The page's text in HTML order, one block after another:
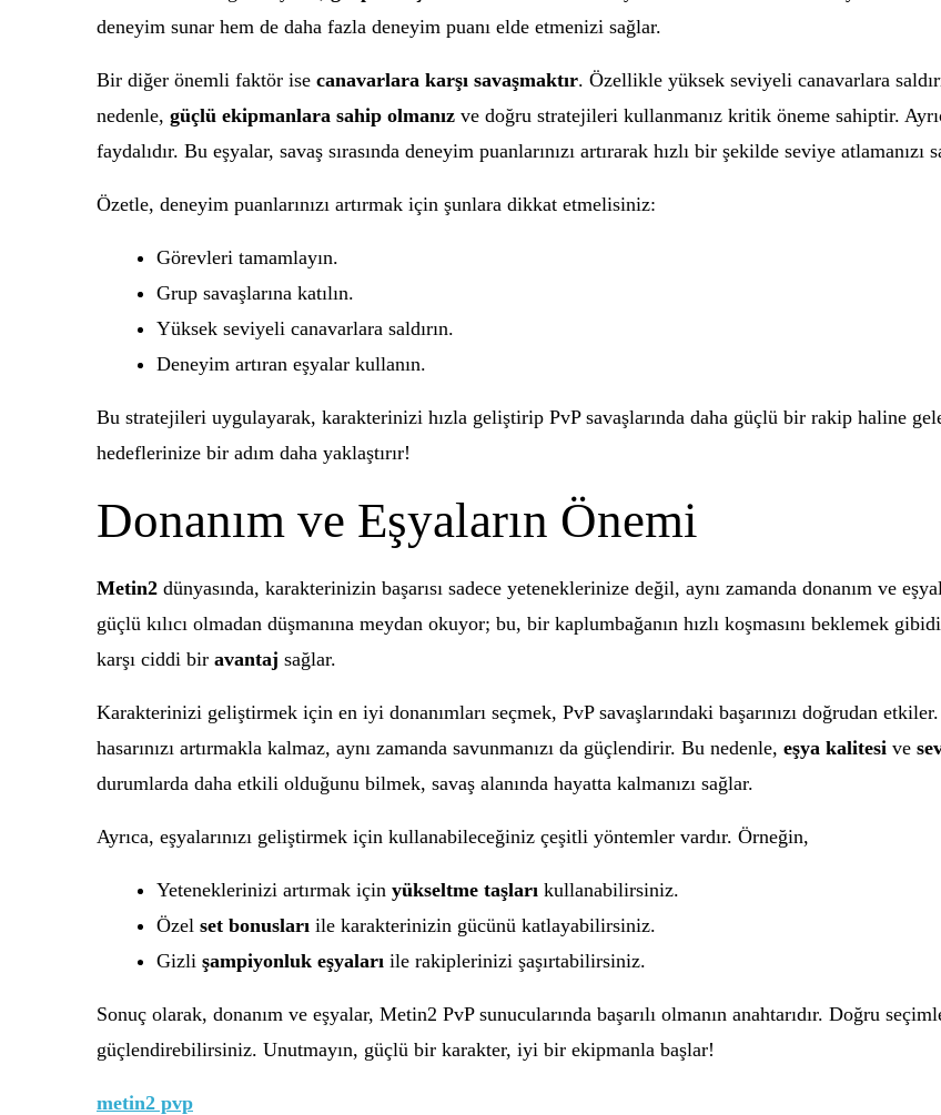
deneyim sunar hem de daha fazla deneyim puanı elde etmenizi sağlar.
Bir diğer önemli faktör ise canavarlara karşı savaşmaktır. Özellikle yüksek seviyeli canavarlara
nedenle, güçlü ekipmanlara sahip olmanız ve doğru stratejileri kullanmanız kritik öneme sahiptir.
faydalıdır. Bu eşyalar, savaş sırasında deneyim puanlarınızı artırarak hızlı bir şekilde seviye atlamanızı
Özetle, deneyim puanlarınızı artırmak için şunlara dikkat etmelisiniz:
Görevleri tamamlayın.
Grup savaşlarına katılın.
Yüksek seviyeli canavarlara saldırın.
Deneyim artıran eşyalar kullanın.
Bu stratejileri uygulayarak, karakterinizi hızla geliştirip PvP savaşlarında daha güçlü bir rakip haline
hedeflerinize bir adım daha yaklaştırır!
Donanım ve Eşyaların Önemi
Metin2 dünyasında, karakterinizin başarısı sadece yeteneklerinize değil, aynı zamanda donanım ve
güçlü kılıcı olmadan düşmanına meydan okuyor; bu, bir kaplumbağanın hızlı koşmasını beklemek
karşı ciddi bir avantaj sağlar.
Karakterinizi geliştirmek için en iyi donanımları seçmek, PvP savaşlarındaki başarınızı doğrudan
hasarınızı artırmakla kalmaz, aynı zamanda savunmanızı da güçlendirir. Bu nedenle, eşya kalitesi ve
durumlarda daha etkili olduğunu bilmek, savaş alanında hayatta kalmanızı sağlar.
Ayrıca, eşyalarınızı geliştirmek için kullanabileceğiniz çeşitli yöntemler vardır. Örneğin,
Yeteneklerinizi artırmak için yükseltme taşları kullanabilirsiniz.
Özel set bonusları ile karakterinizin gücünü katlayabilirsiniz.
Gizli şampiyonluk eşyaları ile rakiplerinizi şaşırtabilirsiniz.
Sonuç olarak, donanım ve eşyalar, Metin2 PvP sunucularında başarılı olmanın anahtarıdır. Doğru
güçlendirebilirsiniz. Unutmayın, güçlü bir karakter, iyi bir ekipmanla başlar!
metin2 pvp